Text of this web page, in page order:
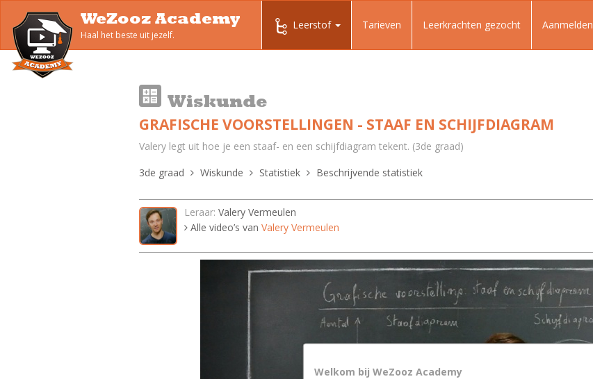
WeZooz Academy
Haal het beste uit jezelf.
Leerstof Tarieven Leerkrachten gezocht Aanmelden
Wiskunde
GRAFISCHE VOORSTELLINGEN - STAAF EN SCHIJFDIAGRAM
Valery legt uit hoe je een staaf- en een schijfdiagram tekent. (3de graad)
3de graad
Wiskunde Statistiek Beschrijvende statistiek
Leraar: Valery Vermeulen
Alle video’s van Valery Vermeulen
Welkom bij WeZooz Academy